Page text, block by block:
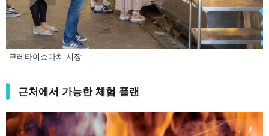
구레타이쇼마치 시장
근처에서 가능한 체험 플랜